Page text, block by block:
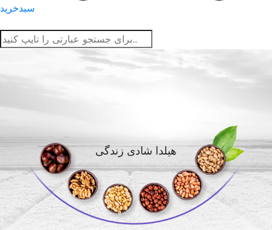
سبدخرید
هیلدا شادی زندگی